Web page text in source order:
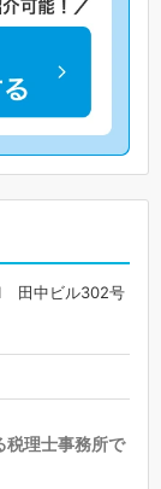
田中ビル302号
税理士事務所で